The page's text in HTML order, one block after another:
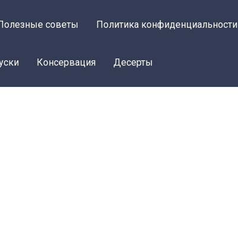
советы Политика конфиденциальности
Консервация Десерты